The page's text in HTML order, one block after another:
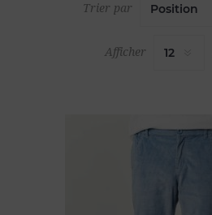
Trier par
Afficher